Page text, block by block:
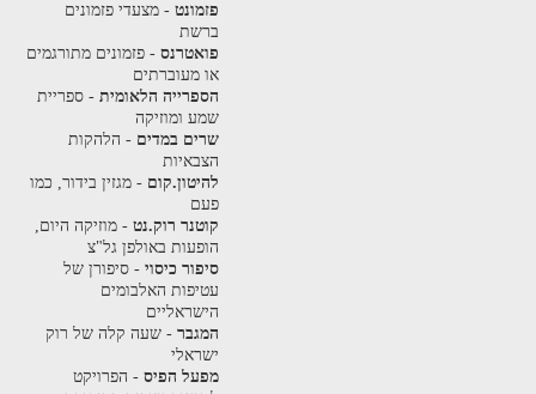
פזמונט- מצעדי פזמונים
ברשת
פואטרנס- פזמונים מתורגמים
או מעוברתים
הספרייה הלאומית- ספריית
שמע ומוזיקה
שרים במדים - הלהקות
הצבאיות
להיטון.קום - מגזין בידור, כמו
פעם
קוטנר רוק.נט- מוזיקה היום,
הופעות באולפן גל"צ
סיפור כיסוי- סיפורן של
עטיפות האלבומים
הישראליים
המגבר- שעה קלה של רוק
ישראלי
מפעל הפיס- הפרויקט